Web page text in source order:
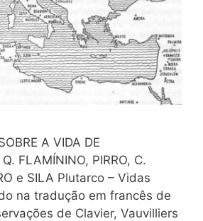
A VIDA DE
FLAMÍNINO, PIRRO, C.
e SILA Plutarco – Vidas
na tradução em francês de
de Clavier, Vauvilliers